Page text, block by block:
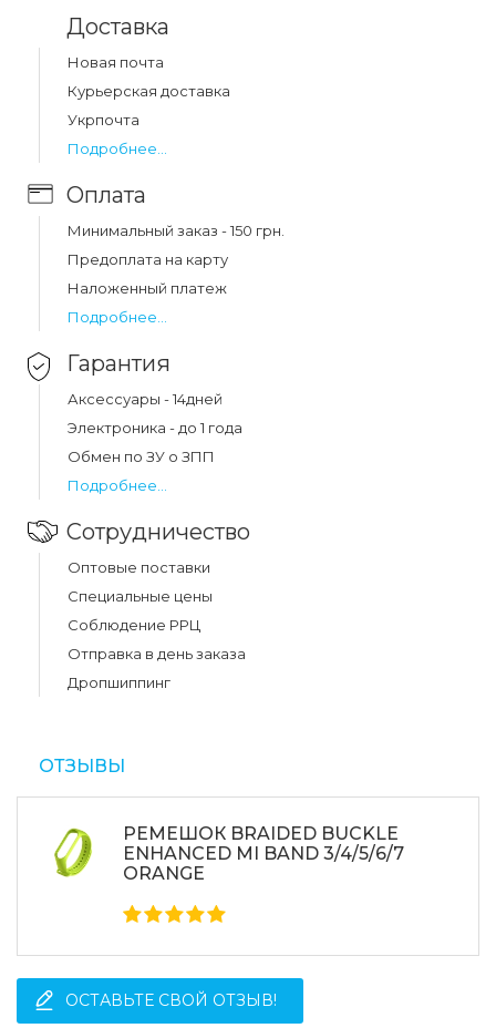
Цена на ремешок silicone mi band 5/6 lime (6)
составляет 34 грн.
Доставка
Новая почта
Курьерская доставка
Укрпочта
Подробнее...
Оплата
Минимальный заказ - 150 грн.
Предоплата на карту
Наложенный платеж
Подробнее...
Гарантия
Аксессуары - 14дней
Электроника - до 1 года
Обмен по ЗУ о ЗПП
Подробнее...
Сотрудничество
Оптовые поставки
Специальные цены
Соблюдение РРЦ
Отправка в день заказа
Дропшиппинг
ОТЗЫВЫ
РЕМЕШОК BRAIDED BUCKLE
ENHANCED MI BAND 3/4/5/6/7
ORANGE
ОСТАВЬТЕ СВОЙ ОТЗЫВ!